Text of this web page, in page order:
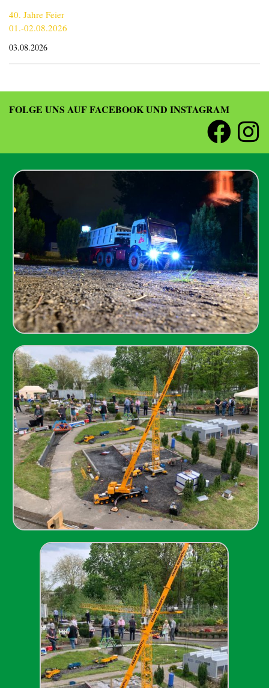
40. Jahre Feier
01.-02.08.2026
03.08.2026
FOLGE UNS AUF FACEBOOK UND INSTAGRAM